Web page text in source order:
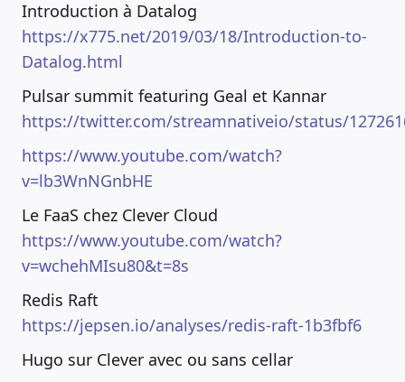
Introduction à Datalog
https://x775.net/2019/03/18/Introduction-to-
Datalog.html
Pulsar summit featuring Geal et Kannar
https://twitter.com/streamnativeio/status/
https://www.youtube.com/watch?
v=lb3WnNGnbHE
Le FaaS chez Clever Cloud
https://www.youtube.com/watch?
v=wchehMIsu80&t=8s
Redis Raft
https://jepsen.io/analyses/redis-raft-1b3fbf6
Hugo sur Clever avec ou sans cellar